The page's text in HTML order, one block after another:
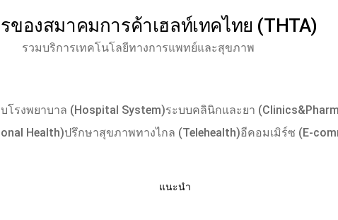
ของสมาคมการค้าเฮลท์เทคไทย (THTA)
รวมบริการเทคโนโลยีทางการแพทย์และสุขภาพ
โรงพยาบาล (Hospital System)ระบบคลินิกและยา
Health)ปรึกษาสุขภาพทางไกล (Telehealth)อีคอมเมิร์ซ (E-
แนะนำ